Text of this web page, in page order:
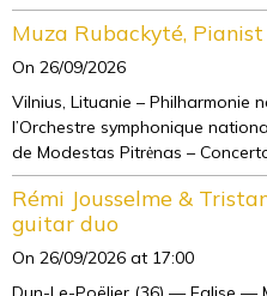
Muza Rubackyté, Pianist
On 26/09/2026
Vilnius, Lituanie – Philharmonie
l’Orchestre symphonique
de Modestas Pitrėnas –
Rémi Jousselme &
guitar duo
On 26/09/2026 at 17:00